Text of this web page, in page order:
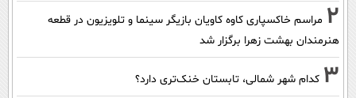
2 مراسم خاکسپاری کاوه کاویان بازیگر سینما و تلویزیون در قطعه
هنرمندان بهشت زهرا برگزار شد
3 کدام شهر شمالی، تابستان خنک‌تری دارد؟